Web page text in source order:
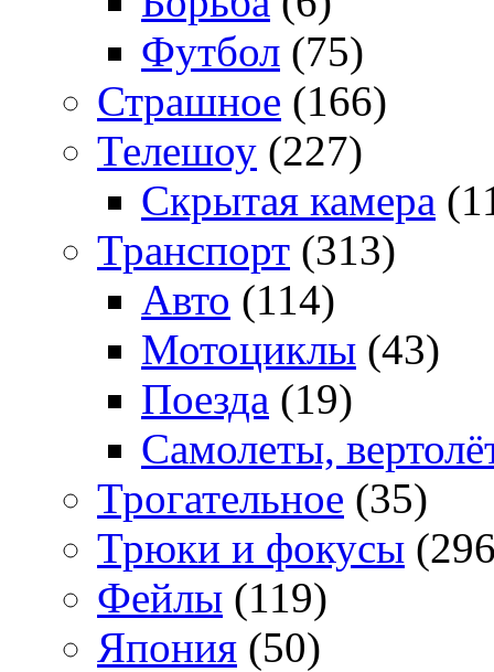
Футбол (75)
Страшное (166)
Телешоу (227)
Скрытая камера
Транспорт (313)
Авто (114)
Мотоциклы (43)
Поезда (19)
Самолеты,
Трогательное (35)
Трюки и фокусы
Фейлы (119)
Япония (50)